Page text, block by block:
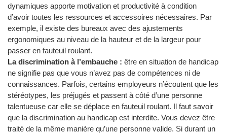
dynamiques apporte motivation et productivité à condition
d’avoir toutes les ressources et accessoires nécessaires. Par
exemple, il existe des bureaux avec des ajustements
ergonomiques au niveau de la hauteur et de la largeur pour
passer en fauteuil roulant.
La discrimination à l’embauche : être en situation de handicap
ne signifie pas que vous n’avez pas de compétences ni de
connaissances. Parfois, certains employeurs n’écoutent que les
stéréotypes, les préjugés et passent à côté d’une personne
talentueuse car elle se déplace en fauteuil roulant. Il faut savoir
que la discrimination au handicap est interdite. Vous devez être
traité de la même manière qu’une personne valide. Si durant un